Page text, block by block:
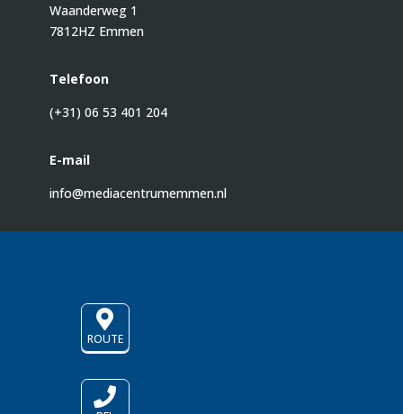
Waanderweg 1
7812HZ Emmen
Telefoon
(+31) 06 53 401 204
E-mail
info@mediacentrumemmen.nl

ROUTE
